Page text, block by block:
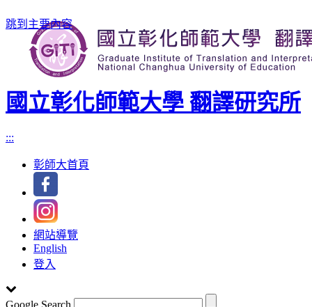
跳到主要內容
國立彰化師範大學 翻譯研究所
:::
彰師大首頁
網站導覽
English
登入
Google Search